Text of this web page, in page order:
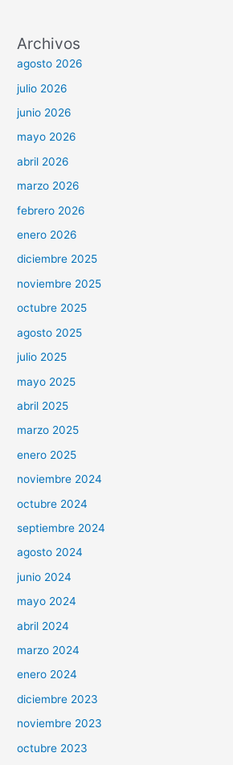
Archivos
agosto 2026
julio 2026
junio 2026
mayo 2026
abril 2026
marzo 2026
febrero 2026
enero 2026
diciembre 2025
noviembre 2025
octubre 2025
agosto 2025
julio 2025
mayo 2025
abril 2025
marzo 2025
enero 2025
noviembre 2024
octubre 2024
septiembre 2024
agosto 2024
junio 2024
mayo 2024
abril 2024
marzo 2024
enero 2024
diciembre 2023
noviembre 2023
octubre 2023